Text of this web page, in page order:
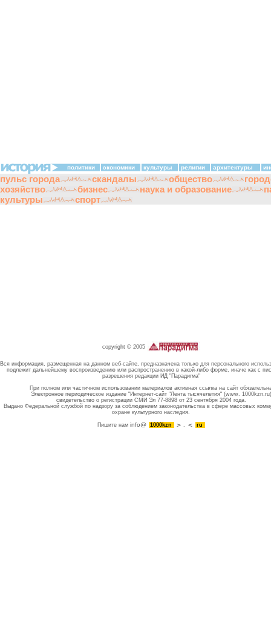
политики экономики культуры религии архитектуры
пульс города скандалы общество
хозяйство
бизнес наука и образование
культуры
спорт
copyright © 2005
Вся информация, размещенная на данном веб-сайте, предназначена только для персонального
подлежит дальнейшему воспроизведению или распространению в какой-либо форме, иначе как с
разрешения редакции ИД "Парадигма"
При полном или частичном использовании материалов активная ссылка на сайт
Электронное периодическое издание "Интернет-сайт "Лента тысячелетия" (www. 1000kzn.ru)
свидетельство о регистрации СМИ Эл 77-8898 от 23 сентября 2004 года.
Выдано Федеральной службой по надзору за соблюдением законодательства в сфере массовых
охране культурного наследия.
Пишите намinfo@ 1000kzn . ru